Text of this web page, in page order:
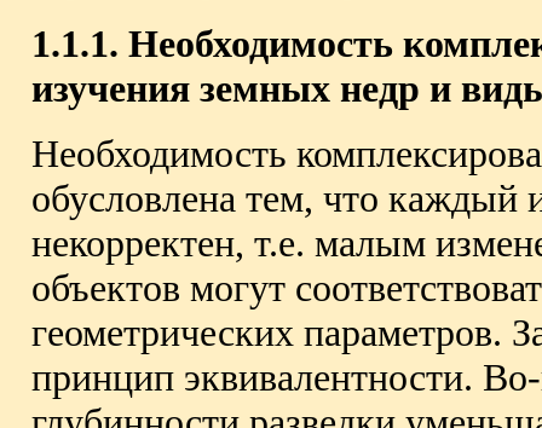
1.1.1. Необходимость
изучения земных недр и
Необходимость
обусловлена тем, что каждый
некорректен, т.е. малым
объектов могут
геометрических параметров.
принцип эквивалентности.